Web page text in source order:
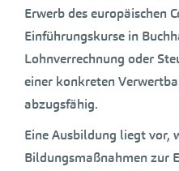
Erwerb des europäischen
Einführungskurse in
Lohnverrechnung oder
einer konkreten
abzugsfähig.
Eine Ausbildung liegt vor,
Bildungsmaßnahmen zur